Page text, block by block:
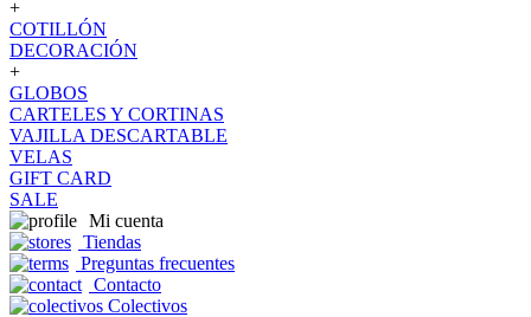
+
COTILLÓN
DECORACIÓN
+
GLOBOS
CARTELES Y CORTINAS
VAJILLA DESCARTABLE
VELAS
GIFT CARD
SALE
Mi cuenta
Tiendas
Preguntas frecuentes
Contacto
Colectivos